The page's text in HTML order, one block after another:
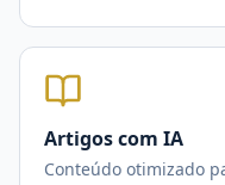
Artigos com IA
Conteúdo otimizado